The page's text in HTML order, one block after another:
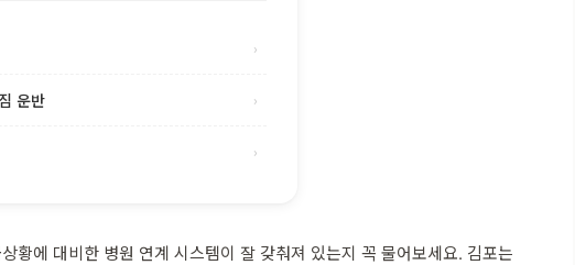
›
운반 ›
›
황에 대비한 병원 연계 시스템이 잘 갖춰져 있는지 꼭 물어보세요. 김포는